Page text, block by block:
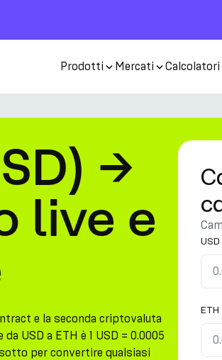
Prodotti Mercati Calcolatori
→
live e
e la seconda criptovaluta
USD a ETH è 1 USD = 0.0005
per convertire qualsiasi
USD
ETH